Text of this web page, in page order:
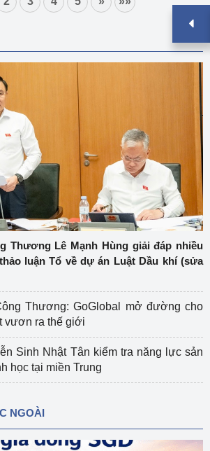
Thương Lê Mạnh Hùng giải đáp nhiều
luận Tổ về dự án Luật Dầu khí (sửa
Thương: GoGlobal mở đường cho
vươn ra thế giới
Sinh Nhật Tân kiểm tra năng lực sản
học tại miền Trung
NGOÀI